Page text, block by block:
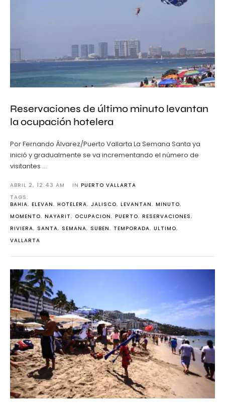
Reservaciones de último minuto levantan
la ocupación hotelera
Por Fernando Álvarez/Puerto Vallarta La Semana Santa ya
inició y gradualmente se va incrementando el número de
visitantes …
ABRIL 2, 12:43 AM IN PUERTO VALLARTA
TAGS:
BAHIA, ELEVAN, HOTELERA, JALISCO, LEVANTAN, MINUTO,
MOMENTO, NAYARIT, OCUPACION, PUERTO, RESERVACIONES,
RIVIERA, SANTA, SEMANA, SUBEN, TEMPORADA, ULTIMO,
VALLARTA